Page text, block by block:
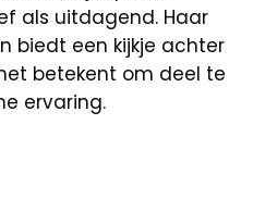
als uitdagend. Haar
biedt een kijkje achter
betekent om deel te
ervaring.